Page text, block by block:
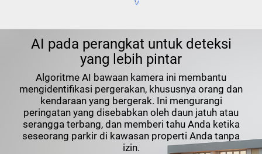
AI pada perangkat untuk deteksi
yang lebih pintar
Algoritme AI bawaan kamera ini membantu
mengidentifikasi pergerakan, khususnya orang dan
kendaraan yang bergerak. Ini mengurangi
peringatan yang disebabkan oleh daun jatuh atau
serangga terbang, dan memberi tahu Anda ketika
seseorang parkir di kawasan properti Anda tanpa
izin.